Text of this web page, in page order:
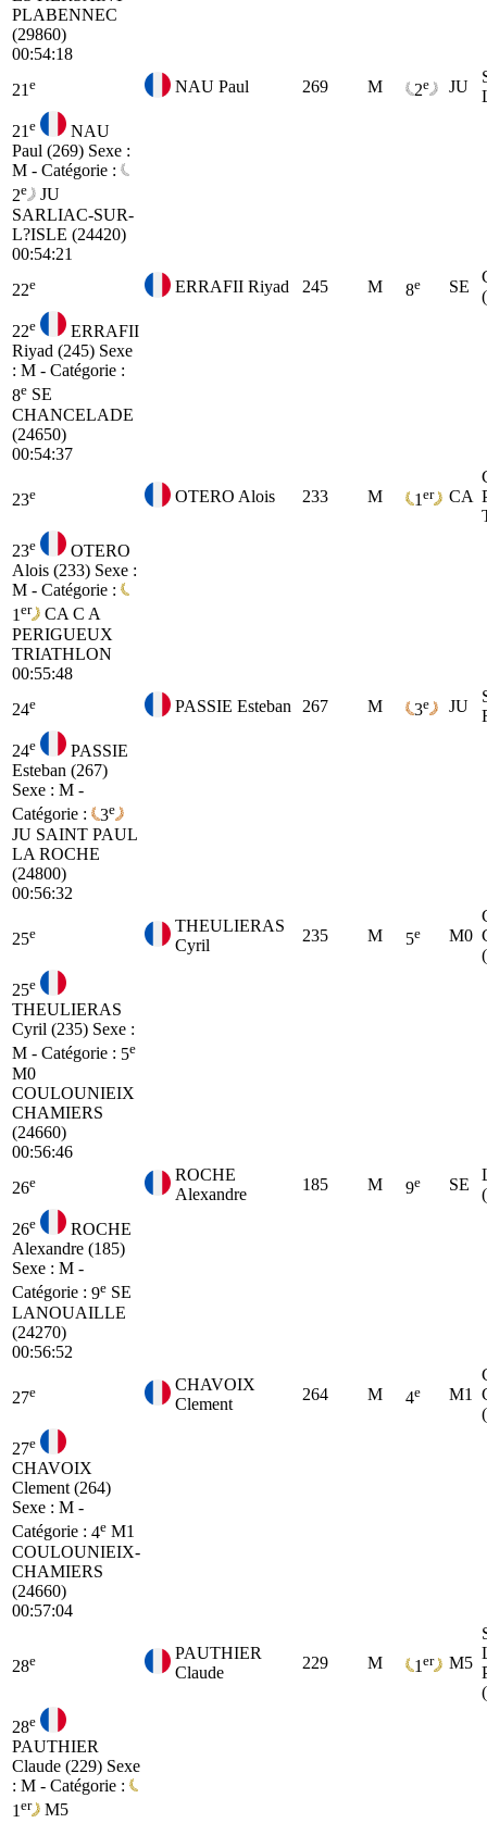
PLABENNEC
(29860)
00:54:18
21 e NAU Paul 269 M 2e JU
21 e
NAU
Paul (269) Sexe :
M - Catégorie :
2e
JU
SARLIAC-SUR-
L?ISLE (24420)
00:54:21
22e ERRAFII Riyad 245 M 8e SE
22e
ERRAFII
Riyad (245) Sexe
: M - Catégorie :
8e SE
CHANCELADE
(24650)
00:54:37
23e OTERO Alois 233 M 1 er CA
23e
OTERO
Alois (233) Sexe :
M - Catégorie :
1 er CA C A
PERIGUEUX
TRIATHLON
00:55:48
24e PASSIE Esteban 267 M 3e JU
24e
PASSIE
Esteban (267)
Sexe : M -
Catégorie :
3e
JU SAINT PAUL
LA ROCHE
(24800)
00:56:32
25e
THEULIERAS
Cyril
235 M 5e M0
25e
THEULIERAS
Cyril (235) Sexe :
M - Catégorie : 5e
M0
COULOUNIEIX
CHAMIERS
(24660)
00:56:46
26e
ROCHE
Alexandre
185 M 9e SE
26e
ROCHE
Alexandre (185)
Sexe : M -
Catégorie : 9e SE
LANOUAILLE
(24270)
00:56:52
27e
CHAVOIX
Clement
264 M 4e M1
27e
CHAVOIX
Clement (264)
Sexe : M -
Catégorie : 4e M1
COULOUNIEIX-
CHAMIERS
(24660)
00:57:04
28e
PAUTHIER
Claude
229 M 1 er M5
28e
PAUTHIER
Claude (229) Sexe
: M - Catégorie :
1 er
M5